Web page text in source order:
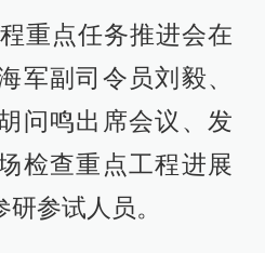
重点任务推进会在
军副司令员刘毅、
问鸣出席会议、发
检查重点工程进展
参试人员。